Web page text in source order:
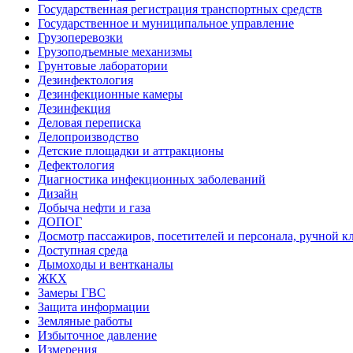
Государственная регистрация транспортных средств
Государственное и муниципальное управление
Грузоперевозки
Грузоподъемные механизмы
Грунтовые лаборатории
Дезинфектология
Дезинфекционные камеры
Дезинфекция
Деловая переписка
Делопроизводство
Детские площадки и аттракционы
Дефектология
Диагностика инфекционных заболеваний
Дизайн
Добыча нефти и газа
ДОПОГ
Досмотр пассажиров, посетителей и персонала, ручной
Доступная среда
Дымоходы и вентканалы
ЖКХ
Замеры ГВС
Защита информации
Земляные работы
Избыточное давление
Измерения